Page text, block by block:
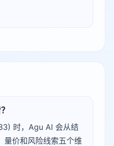
时，Agu AI 会从结
量价和风险线索五个维